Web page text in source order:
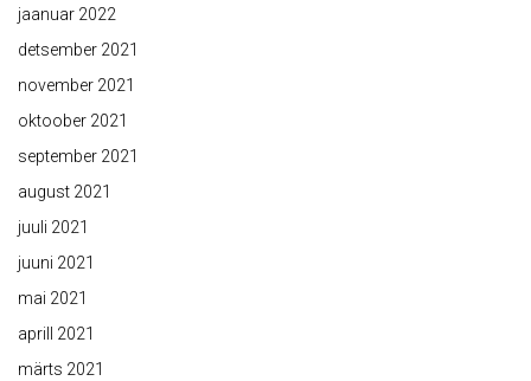
jaanuar 2022
detsember 2021
november 2021
oktoober 2021
september 2021
august 2021
juuli 2021
juuni 2021
mai 2021
aprill 2021
märts 2021